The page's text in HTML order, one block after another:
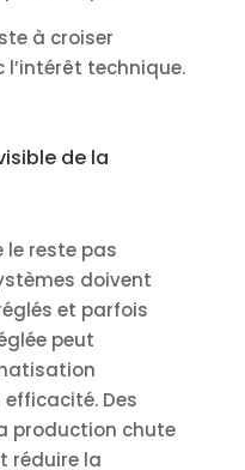
à croiser
l’intérêt technique.
de la
le reste pas
doivent
et parfois
peut
Des
production chute
réduire la